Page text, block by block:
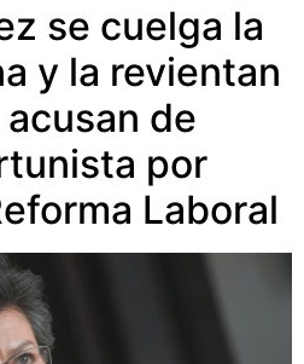
se cuelga la
y la revientan
de
por
Laboral